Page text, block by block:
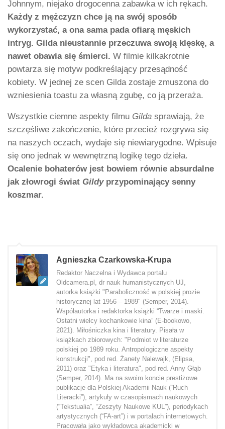
Johnnym, niejako drogocenna zabawka w ich rękach.
Każdy z mężczyzn chce ją na swój sposób
wykorzystać, a ona sama pada ofiarą męskich
intryg. Gilda nieustannie przeczuwa swoją klęskę, a
nawet obawia się śmierci. W filmie kilkakrotnie
powtarza się motyw podkreślający przesądność
kobiety. W jednej ze scen Gilda zostaje zmuszona do
wzniesienia toastu za własną zgubę, co ją przeraża.
Wszystkie ciemne aspekty filmu Gilda sprawiają, że
szczęśliwe zakończenie, które przecież rozgrywa się
na naszych oczach, wydaje się niewiarygodne. Wpisuje
się ono jednak w wewnętrzną logikę tego dzieła.
Ocalenie bohaterów jest bowiem równie absurdalne
jak złowrogi świat Gildyprzypominający senny
koszmar.
Agnieszka Czarkowska-Krupa
Redaktor Naczelna i Wydawca portalu
Oldcamera.pl, dr nauk humanistycznych UJ,
autorka książki "Paraboliczność w polskiej prozie
historycznej lat 1956 – 1989" (Semper, 2014).
Współautorka i redaktorka książki “Twarze i maski.
Ostatni wielcy kochankowie kina” (E-bookowo,
2021). Miłośniczka kina i literatury. Pisała w
książkach zbiorowych: "Podmiot w literaturze
polskiej po 1989 roku. Antropologiczne aspekty
konstrukcji", pod red. Żanety Nalewajk, (Elipsa,
2011) oraz "Etyka i literatura", pod red. Anny Głąb
(Semper, 2014). Ma na swoim koncie prestiżowe
publikacje dla Polskiej Akademii Nauk (“Ruch
Literacki”), artykuły w czasopismach naukowych
(“Tekstualia”, “Zeszyty Naukowe KUL”), periodykach
artystycznych (“FA-art”) i w portalach internetowych.
Pracowała jako wykładowca akademicki w